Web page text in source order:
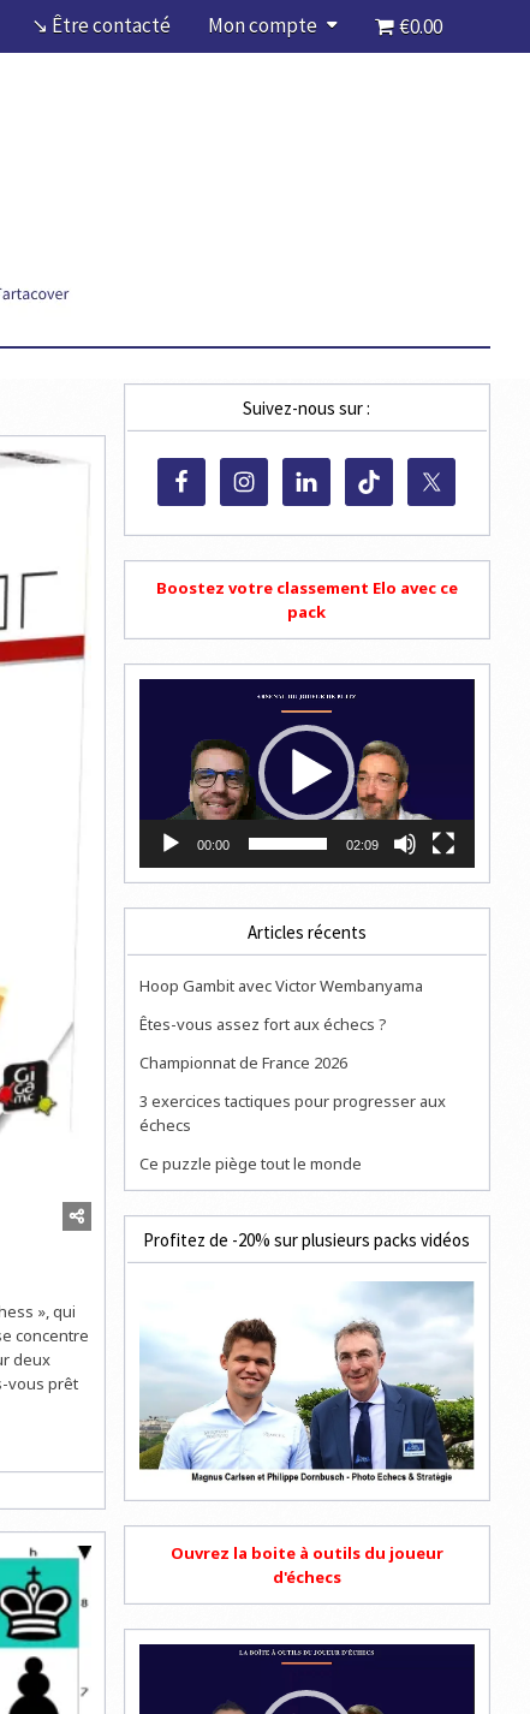
↘ Être contacté Mon compte €0.00
», qui
concentre
deux
vous prêt
Suivez-nous sur :
Boostez votre classement Elo avec ce
pack
00:00 02:09
Articles récents
Hoop Gambit avec Victor Wembanyama
Êtes-vous assez fort aux échecs ?
Championnat de France 2026
3 exercices tactiques pour progresser aux
échecs
Ce puzzle piège tout le monde
Profitez de -20% sur plusieurs packs vidéos
Ouvrez la boite à outils du joueur
d'échecs